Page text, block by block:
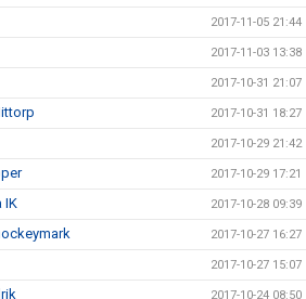
2017-11-05 21:44
2017-11-03 13:38
2017-10-31 21:07
2017-10-31 18:27
2017-10-29 21:42
2017-10-29 17:21
IK 2017-10-28 09:39
2017-10-27 16:27
2017-10-27 15:07
2017-10-24 08:50